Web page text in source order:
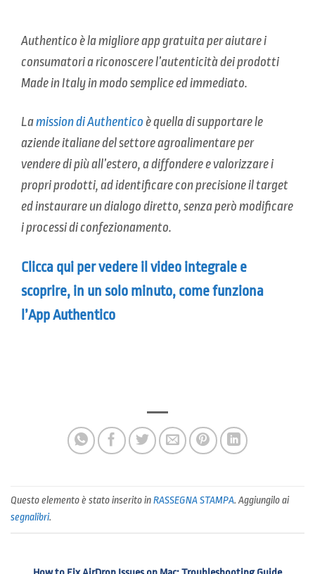
Authentico è la migliore app gratuita per aiutare i
consumatori a riconoscere l’autenticità dei prodotti
Made in Italy in modo semplice ed immediato.
Lamissiondi Authentico è quella di supportare le
aziende italiane del settore agroalimentare per
vendere di più all’estero, a diffondere e valorizzare i
propri prodotti, ad identificare con precisione il target
ed instaurare un dialogo diretto, senza però modificare
i processi di confezionamento.
Clicca qui per vedere il video integrale e
scoprire, in un solo minuto, come funziona
l’App Authentico
Questo elemento è stato inserito inRASSEGNA STAMPA. Aggiungilo ai
segnalibri.